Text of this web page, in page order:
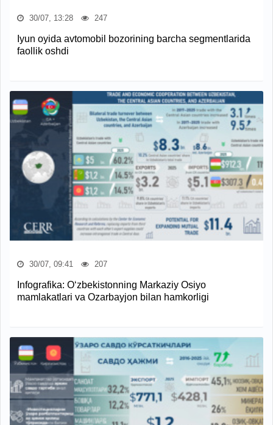
30/07, 13:28 247
Iyun oyida avtomobil bozorining barcha segmentlarida
faollik oshdi
30/07, 09:41 207
Infografika: O‘zbekistonning Markaziy Osiyo
mamlakatlari va Ozarbayjon bilan hamkorligi